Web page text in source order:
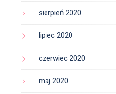
sierpień 2020
lipiec 2020
czerwiec 2020
maj 2020